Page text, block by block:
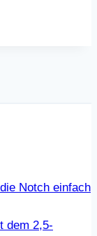
Notch einfach
dem 2,5-